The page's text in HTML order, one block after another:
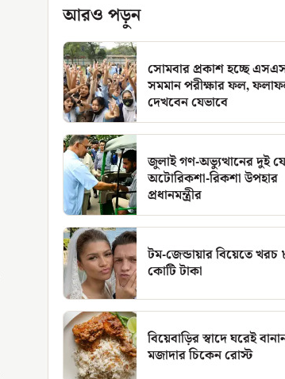
আরও পড়ুন
সোমবার প্রকাশ হচ্ছে
সমমান পরীক্ষার ফল,
দেখবেন যেভাবে
জুলাই গণ-অভ্যুত্থানের দুই
অটোরিকশা-রিকশা উপহার
প্রধানমন্ত্রীর
টম-জেন্ডায়ার বিয়েতে খরচ
কোটি টাকা
বিয়েবাড়ির স্বাদে ঘরেই
মজাদার চিকেন রোস্ট